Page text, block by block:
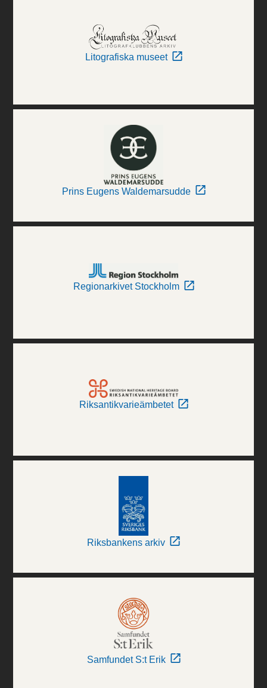
Litografiska museet
Prins Eugens Waldemarsudde
Regionarkivet Stockholm
Riksantikvarieämbetet
Riksbankens arkiv
Samfundet S:t Erik